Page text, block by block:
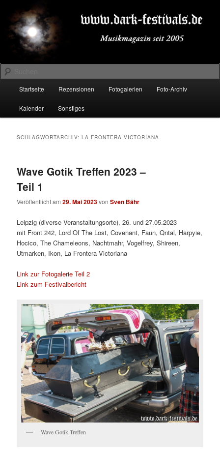
primären
Inhalt
springen
sekundären
Inhalt
springenDARK-FESTIVALS.DE
Suchen
Startseite Rezensionen Fotogalerien Foto-Archiv
Kalender Sonstiges
SCHLAGWORTARCHIV:LA FRONTERA VICTORIANA
Wave Gotik Treffen 2023 –
Teil 1
Veröffentlicht am29. Mai 2023vonSven Bähr
Leipzig (diverse Veranstaltungsorte), 26. und 27.05.2023
mit Front 242, Lord Of The Lost, Covenant, Faun, Qntal, Harpyie,
Hocico, The Chameleons, Nachtmahr, Vogelfrey, Shireen,
Utmarken, Ikon, La Frontera Victoriana
Link zur Fotogalerie Teil 2
Link zum Festivalbericht
Wave Gotik Treffen